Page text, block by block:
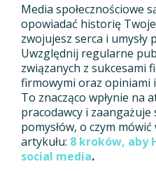
Media społecznościowe
opowiadać historię
zwojujesz serca i umysły
Uwzględnij regularne
związanych z sukcesami
firmowymi oraz opiniami
To znacząco wpłynie na
pracodawcy i zaangażuje
pomysłów, o czym
artykułu: 8 kroków, aby
social media.